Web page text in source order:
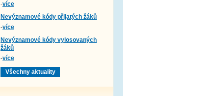
-více
Nevýznamové kódy přijatých žáků
-více
Nevýznamové kódy vylosovaných
žáků
-více
Všechny aktuality